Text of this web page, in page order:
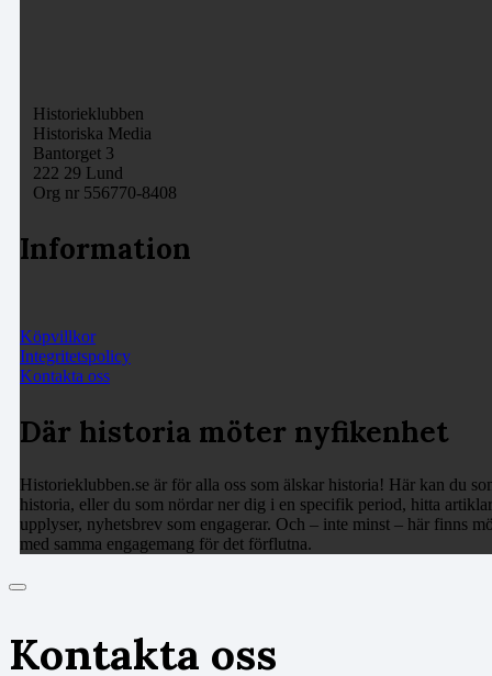
Historieklubben
Historiska Media
Bantorget 3
222 29 Lund
Org nr 556770-8408
Information
Köpvillkor
Integritetspolicy
Kontakta oss
Där historia möter nyfikenhet
Historieklubben.se är för alla oss som älskar historia! Här kan du
historia, eller du som nördar ner dig i en specifik period, hitta
upplyser, nyhetsbrev som engagerar. Och – inte minst – här finns
med samma engagemang för det förflutna.
Kontakta oss